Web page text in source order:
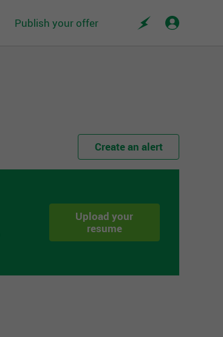
Publish your offer
Create an alert
Upload your
resume